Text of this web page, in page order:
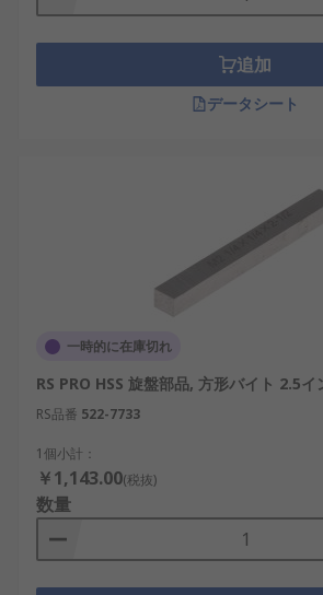
追加
データシート
一時的に在庫切れ
RS PRO HSS 旋盤部品, 方形バイト 2.5
RS品番 522-7733
1個小計：
￥1,143.00(税抜)
数量